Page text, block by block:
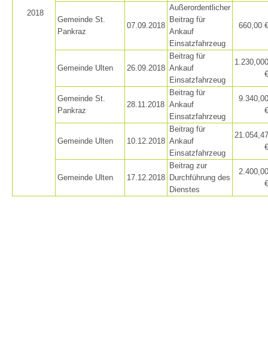
2018
Gemeinde St.
Pankraz
07.09.2018
Außerordentlicher
Beitrag für
Ankauf
Einsatzfahrzeug
660,00 €
Gemeinde Ulten 26.09.2018
Beitrag für
Ankauf
Einsatzfahrzeug
1.230,000
€
Gemeinde St.
Pankraz
28.11.2018
Beitrag für
Ankauf
Einsatzfahrzeug
9.340,00
€
Gemeinde Ulten 10.12.2018
Beitrag für
Ankauf
Einsatzfahrzeug
21.054,47
€
Gemeinde Ulten 17.12.2018
Beitrag zur
Durchführung des
Dienstes
2.400,00
€